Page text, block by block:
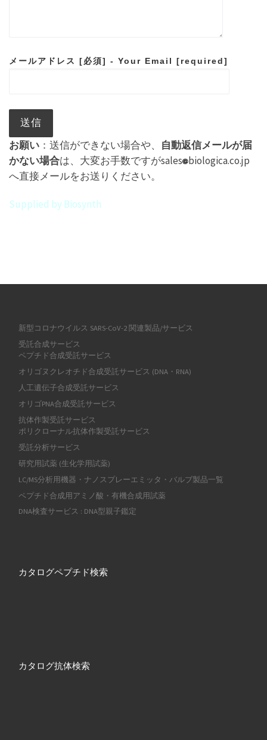
メールアドレス [必須] - Your Email [required]
お願い ：送信ができない場合や、 自動返信メールが届
かない場合は、大変お手数ですがsales biologica.co.jp
へ直接メールをお送りください。
Supplied by Biosynth
新型コロナウイルス SARS-CoV-2 関連製品/サービス
受託合成サービス
ペプチド合成受託サービス
オリゴヌクレオチド合成受託サービス (DNA・RNA)
人工遺伝子合成受託サービス
オリゴPNA合成受託サービス
抗体作製受託サービス
ポリクローナル抗体作製受託サービス
受託分析サービス
研究用試薬 (生化学用試薬)
LC/MS分析用機器・ナノスプレーエミッタ・バルブ製品一覧
ペプチド合成用アミノ酸・有機合成用試薬
DNA検査サービス : DNA型親子鑑定
カタログペプチド検索
カタログ抗体検索